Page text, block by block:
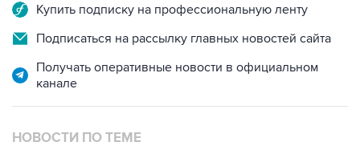
Купить подписку на профессиональную ленту
Подписаться на рассылку главных новостей сайта
Получать оперативные новости в официальном
канале
НОВОСТИ ПО ТЕМЕ